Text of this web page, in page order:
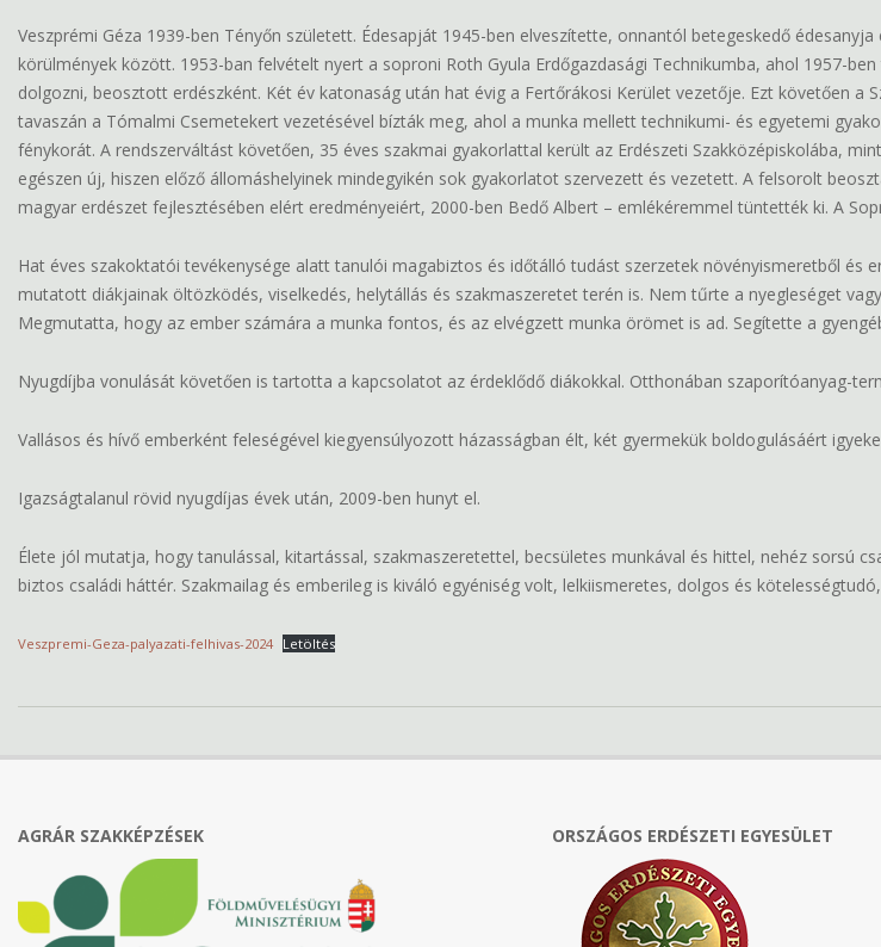
Veszprémi Géza 1939-ben Tényőn született. Édesapját 1945-ben elveszítette, onnantól betegeskedő
körülmények között. 1953-ban felvételt nyert a soproni Roth Gyula Erdőgazdasági Technikumba, ahol 1957-
dolgozni, beosztott erdészként. Két év katonaság után hat évig a Fertőrákosi Kerület vezetője. Ezt követően
tavaszán a Tómalmi Csemetekert vezetésével bízták meg, ahol a munka mellett technikumi- és egyetemi
fénykorát. A rendszerváltást követően, 35 éves szakmai gyakorlattal került az Erdészeti Szakközépiskolába,
egészen új, hiszen előző állomáshelyinek mindegyikén sok gyakorlatot szervezett és vezetett. A felsorolt
magyar erdészet fejlesztésében elért eredményeiért, 2000-ben Bedő Albert – emlékéremmel tüntették ki. A
Hat éves szakoktatói tevékenysége alatt tanulói magabiztos és időtálló tudást szerzetek növényismeretből
mutatott diákjainak öltözködés, viselkedés, helytállás és szakmaszeretet terén is. Nem tűrte a nyegleséget
Megmutatta, hogy az ember számára a munka fontos, és az elvégzett munka örömet is ad. Segítette a
Nyugdíjba vonulását követően is tartotta a kapcsolatot az érdeklődő diákokkal. Otthonában szaporítóanyag-
Vallásos és hívő emberként feleségével kiegyensúlyozott házasságban élt, két gyermekük boldogulásáért
Igazságtalanul rövid nyugdíjas évek után, 2009-ben hunyt el.
Élete jól mutatja, hogy tanulással, kitartással, szakmaszeretettel, becsületes munkával és hittel, nehéz sorsú
biztos családi háttér. Szakmailag és emberileg is kiváló egyéniség volt, lelkiismeretes, dolgos és
Veszpremi-Geza-palyazati-felhivas-2024 Letöltés
AGRÁR SZAKKÉPZÉSEK ORSZÁGOS ERDÉSZETI EGYESÜLET